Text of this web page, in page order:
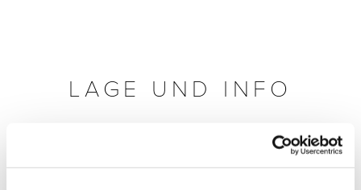
LAGE UND INFO